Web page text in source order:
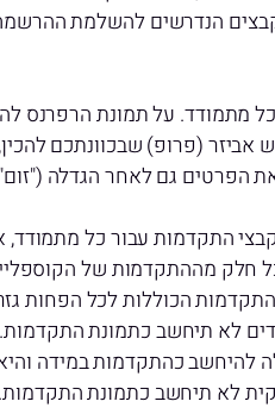
להשלמת ההרשמה עד יום ראשון ה-
מתמודד. על תמונת הרפרנס
(פרופ) שבכוונתכם
הפרטים גם לאחר הגדלה
חלק מההתקדמות של
הכוללות לכל הפחות
לא תיחשב כתמונת התקדמות.
להיחשב כהתקדמות במידה
לא תיחשב כתמונת